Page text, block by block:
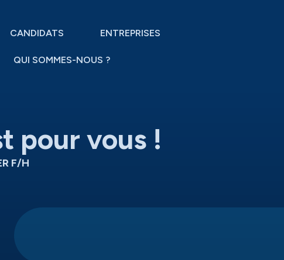
CANDIDATS ENTREPRISES
QUI SOMMES-NOUS ?
pour vous !
F/H